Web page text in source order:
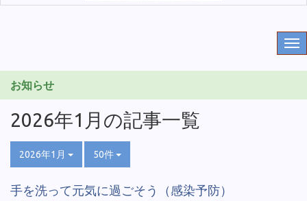
お知らせ
2026年1月の記事一覧
2026年1月 50件
手を洗って元気に過ごそう（感染予防）